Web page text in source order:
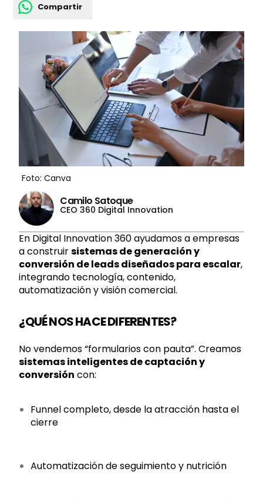
Compartir
Foto: Canva
Camilo Satoque
CEO 360 Digital Innovation
En Digital Innovation 360 ayudamos a empresas
a construirsistemas de generación y
conversión de leads diseñados para escalar,
integrando tecnología, contenido,
automatización y visión comercial.
¿QUÉ NOS HACE DIFERENTES?
No vendemos “formularios con pauta”. Creamos
sistemas inteligentes de captación y
conversión con:
Funnel completo, desde la atracción hasta el
cierre
Automatización de seguimiento y nutrición